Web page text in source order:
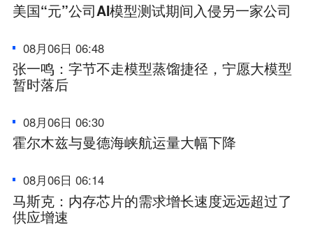
美国“元”公司AI模型测试期间入侵另一家公司
08月06日 06:48
张一鸣：字节不走模型蒸馏捷径，宁愿大模型
暂时落后
08月06日 06:30
霍尔木兹与曼德海峡航运量大幅下降
08月06日 06:14
马斯克：内存芯片的需求增长速度远远超过了
供应增速